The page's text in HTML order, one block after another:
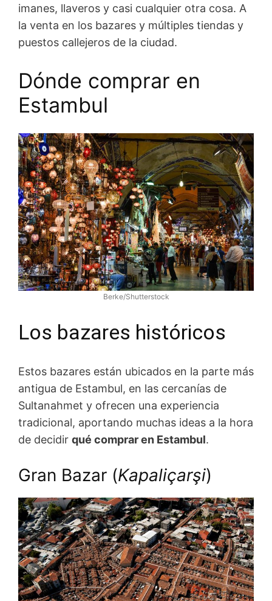
imanes, llaveros y casi cualquier otra cosa. A
la venta en los bazares y múltiples tiendas y
puestos callejeros de la ciudad.
Dónde comprar en
Estambul
Berke/Shutterstock
Los bazares históricos
Estos bazares están ubicados en la parte más
antigua de Estambul, en las cercanías de
Sultanahmet y ofrecen una experiencia
tradicional, aportando muchas ideas a la hora
de decidir qué comprar en Estambul.
Gran Bazar (Kapaliçarşi)